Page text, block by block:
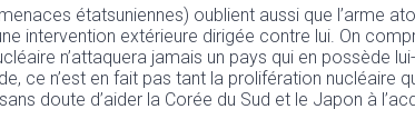
étatsuniennes) oublient aussi que l’arme
intervention extérieure dirigée contre lui. On
n’attaquera jamais un pays qui en possède
ce n’est en fait pas tant la prolifération nucléaire
doute d’aider la Corée du Sud et le Japon à